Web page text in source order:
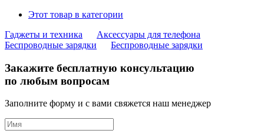
Этот товар в категории
Гаджеты и техника
Аксессуары для телефона
Беспроводные зарядки
Беспроводные зарядки
Закажите бесплатную консультацию
по любым вопросам
Заполните форму и с вами свяжется наш менеджер